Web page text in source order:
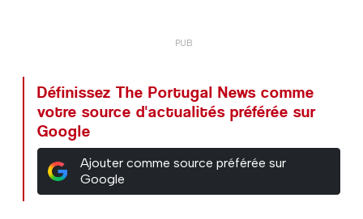
Définissez The Portugal News comme
votre source d'actualités préférée sur
Google
Ajouter comme source préférée sur
Google